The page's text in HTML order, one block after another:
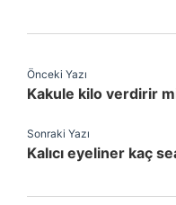
Önceki Yazı
Kakule kilo verdirir
Sonraki Yazı
Kalıcı eyeliner kaç